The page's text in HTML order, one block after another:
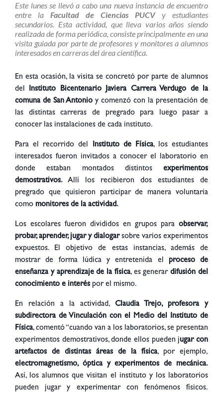
Este lunes se llevó a cabo una nueva instancia de encuentro
entre la Facultad de Ciencias PUCVy estudiantes
secundarios. Esta actividad, que lleva varios años siendo
realizada de forma periódica, consiste principalmente en una
visita guiada por parte de profesores y monitores a alumnos
interesados en carreras del área científica.
En esta ocasión, la visita se concretó por parte de alumnos
del Instituto Bicentenario Javiera Carrera Verdugo de la
comuna de San Antonio y comenzó con la presentación de
las distintas carreras de pregrado para luego pasar a
conocer las instalaciones de cada instituto.
Para el recorrido del Instituto de Física, los estudiantes
interesados fueron invitados a conocer el laboratorio en
donde estaban montados distintos experimentos
demostrativos. Allí los recibieron dos estudiantes de
pregrado que quisieron participar de manera voluntaria
como monitores de la actividad.
Los escolares fueron divididos en grupos para observar,
probar, aprender, jugar y dialogarsobre varios experimentos
expuestos. El objetivo de estas instancias, además de
mostrar de forma lúdica y entretenida el proceso de
enseñanza y aprendizaje de la física, es generardifusión del
conocimiento e interés por el mismo.
En relación a la actividad, Claudia Trejo, profesora y
subdirectora de Vinculación con el Medio del Instituto de
Física, comentó “cuando van a los laboratorios, se presentan
experimentos demostrativos, donde ellos pueden jugar con
artefactos de distintas áreas de la física, por ejemplo,
electromagnetismo, óptica y experimentos de mecánica.
Así, los alumnos que visitan el instituto y los laboratorios
pueden jugar y experimentar con fenómenos físicos.